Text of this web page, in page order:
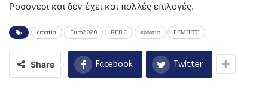
Ροσονέρι και δεν έχει και πολλές επιλογές.
croatia Euro2020 REBIC κροατια ΡΕΜΠΙΤΣ
Share Facebook Twitter